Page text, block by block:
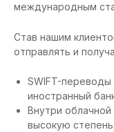
международным
Став нашим
отправлять и
SWIFT-
иностранный
Внутри
высокую